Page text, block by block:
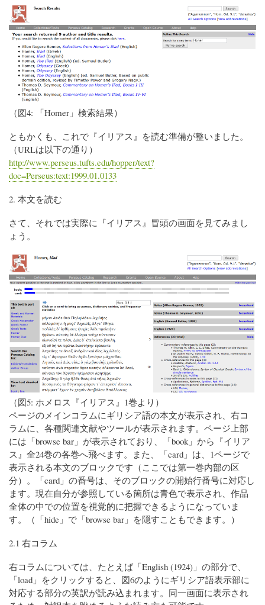
（図4: 「Homer」検索結果）
ともかくも、これで『イリアス』を読む準備が整いました。
（URLは以下の通り）
http://www.perseus.tufts.edu/hopper/text?
doc=Perseus:text:1999.01.0133
2. 本文を読む
さて、それでは実際に『イリアス』冒頭の画面を見てみまし
ょう。
（図5: ホメロス『イリアス』1巻より）
ページのメインコラムにギリシア語の本文が表示され、右コ
ラムに、各種関連文献やツールが表示されます。ページ上部
には「browse bar」が表示されており、「book」から『イリア
ス』全24巻の各巻へ飛べます。また、「card」は、1ページで
表示される本文のブロックです（ここでは第一巻内部の区
分）。「card」の番号は、そのブロックの開始行番号に対応し
ます。現在自分が参照している箇所は青色で表示され、作品
全体の中での位置を視覚的に把握できるようになっていま
す。（「hide」で「browse bar」を隠すこともできます。）
2.1 右コラム
右コラムについては、たとえば「English (1924)」の部分で、
「load」をクリックすると、図6のようにギリシア語表示部に
対応する部分の英訳が読み込まれます。同一画面に表示され